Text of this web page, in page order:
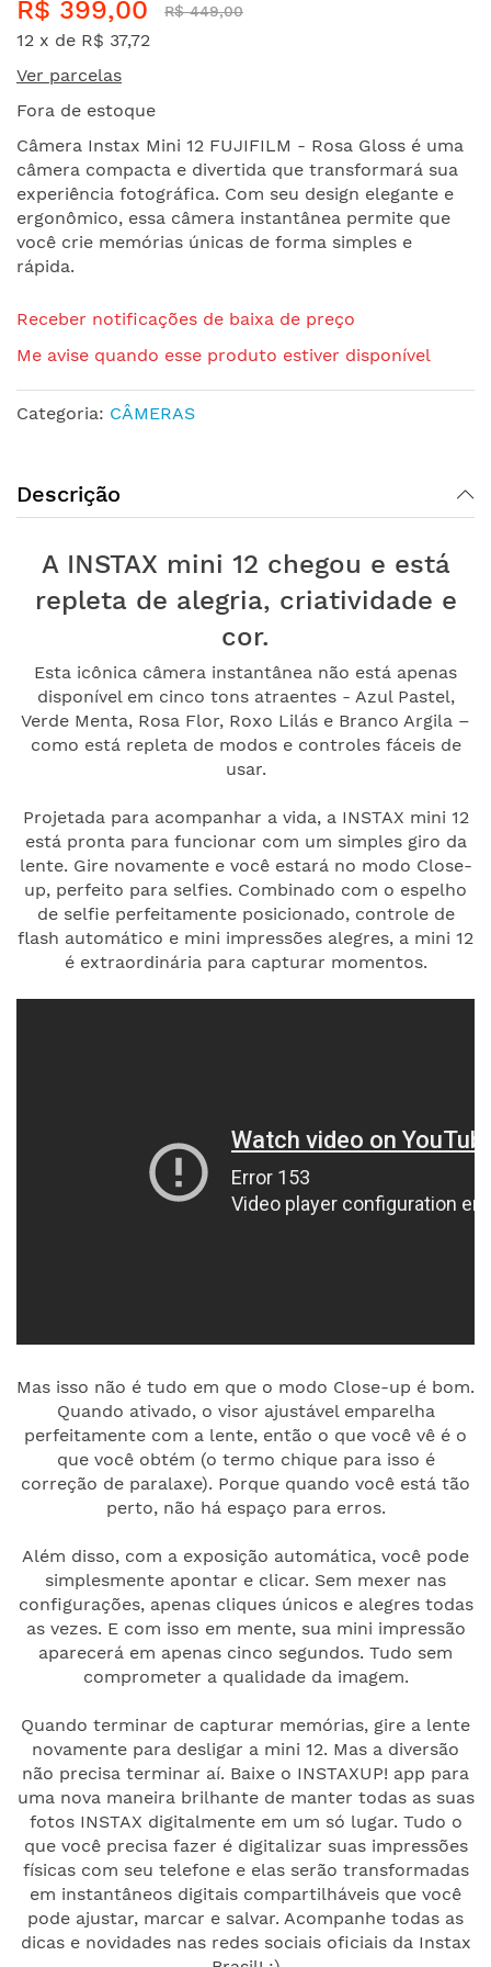
para
o
da
Galeria
imagens
R$ 399,00 R$ 449,00
12 x de R$ 37,72
Ver parcelas
Fora de estoque
Câmera Instax Mini 12 FUJIFILM - Rosa Gloss é uma
câmera compacta e divertida que transformará sua
experiência fotográfica. Com seu design elegante e
ergonômico, essa câmera instantânea permite que
você crie memórias únicas de forma simples e
rápida.
Receber notificações de baixa de preço
Me avise quando esse produto estiver disponível
Categoria: CÂMERAS
Descrição
A INSTAX mini 12 chegou e está
repleta de alegria, criatividade e
cor.
Esta icônica câmera instantânea não está apenas
disponível em cinco tons atraentes - Azul Pastel,
Verde Menta, Rosa Flor, Roxo Lilás e Branco Argila –
como está repleta de modos e controles fáceis de
usar.
Projetada para acompanhar a vida, a INSTAX mini 12
está pronta para funcionar com um simples giro da
lente. Gire novamente e você estará no modo Close-
up, perfeito para selfies. Combinado com o espelho
de selfie perfeitamente posicionado, controle de
flash automático e mini impressões alegres, a mini 12
é extraordinária para capturar momentos.
Mas isso não é tudo em que o modo Close-up é bom.
Quando ativado, o visor ajustável emparelha
perfeitamente com a lente, então o que você vê é o
que você obtém (o termo chique para isso é
correção de paralaxe). Porque quando você está tão
perto, não há espaço para erros.
Além disso, com a exposição automática, você pode
simplesmente apontar e clicar. Sem mexer nas
configurações, apenas cliques únicos e alegres todas
as vezes. E com isso em mente, sua mini impressão
aparecerá em apenas cinco segundos. Tudo sem
comprometer a qualidade da imagem.
Quando terminar de capturar memórias, gire a lente
novamente para desligar a mini 12. Mas a diversão
não precisa terminar aí. Baixe o INSTAXUP! app para
uma nova maneira brilhante de manter todas as suas
fotos INSTAX digitalmente em um só lugar. Tudo o
que você precisa fazer é digitalizar suas impressões
físicas com seu telefone e elas serão transformadas
em instantâneos digitais compartilháveis que você
pode ajustar, marcar e salvar. Acompanhe todas as
dicas e novidades nas redes sociais oficiais da Instax